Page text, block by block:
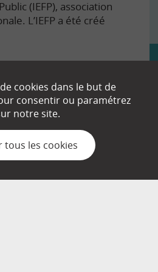
(IEFP), association
L’IEFP a été créé
cookies dans le but de
consentir ou paramétrez
notre site.
tous les cookies